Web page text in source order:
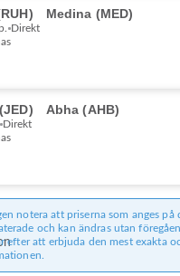
Medina (MED)
Direkt
Abha (AHB)
Direkt
notera att priserna som anges på
och kan ändras utan
efter att erbjuda den mest exakta